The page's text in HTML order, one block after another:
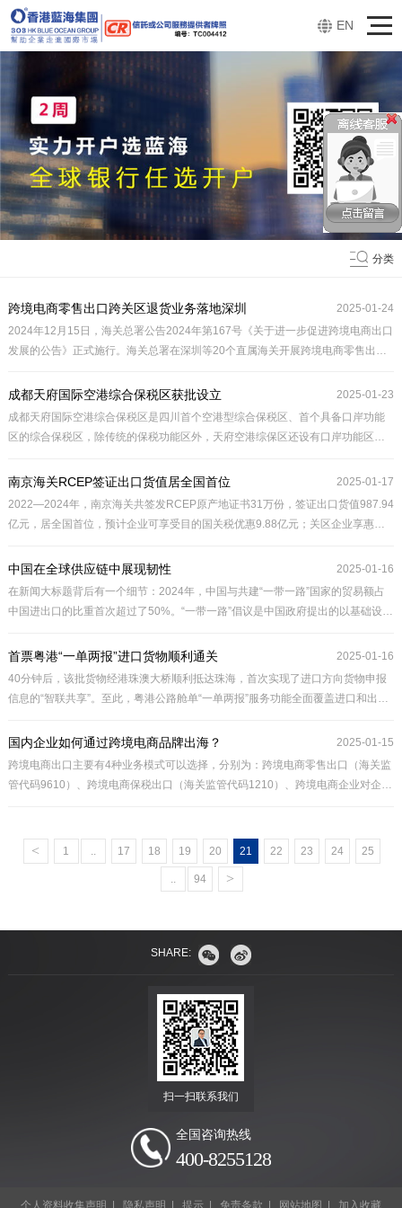
EN
分类
2025-01-24
跨境电商零售出口跨关区退货业务落地深圳
2024年12月15日，海关总署公告2024年第167号《关于进一步促进跨境电商出口
发展的公告》正式施行。海关总署在深圳等20个直属海关开展跨境电商零售出口
关区退货。
2025-01-23
成都天府国际空港综合保税区获批设立
成都天府国际空港综合保税区是四川首个空港型综合保税区、首个具备口岸功能
区的综合保税区，除传统的保税功能区外，天府空港综保区还设有口岸功能区，
优势，重点培育物流和供应链管理、创新服务、先进制造三大功能业态，进一步
助力四川融入共建“一带一路”、加快推进成渝地区双城经济圈建设。
2025-01-17
南京海关RCEP签证出口货值居全国首位
2022—2024年，南京海关共签发RCEP原产地证书31万份，签证出口货值987.94
亿元，居全国首位，预计企业可享受目的国关税优惠9.88亿元；关区企业享惠进
2025-01-16
中国在全球供应链中展现韧性
在新闻大标题背后有一个细节：2024年，中国与共建“一带一路”国家的贸易额占
中国进出口的比重首次超过了50%。“一带一路”倡议是中国政府提出的以基础设施
2025-01-16
首票粤港“一单两报”进口货物顺利通关
40分钟后，该批货物经港珠澳大桥顺利抵达珠海，首次实现了进口方向货物申报
信息的“智联共享”。至此，粤港公路舱单“一单两报”服务功能全面覆盖进口和出口
2025-01-15
国内企业如何通过跨境电商品牌出海？
跨境电商出口主要有4种业务模式可以选择，分别为：跨境电商零售出口（海关监
管代码9610）、跨境电商保税出口（海关监管代码1210）、跨境电商企业对企业
< 1 .. 17 18 19 20 21 22 23 24 25
.. 94 >
SHARE:
扫一扫联系我们
全国咨询热线
400-8255128